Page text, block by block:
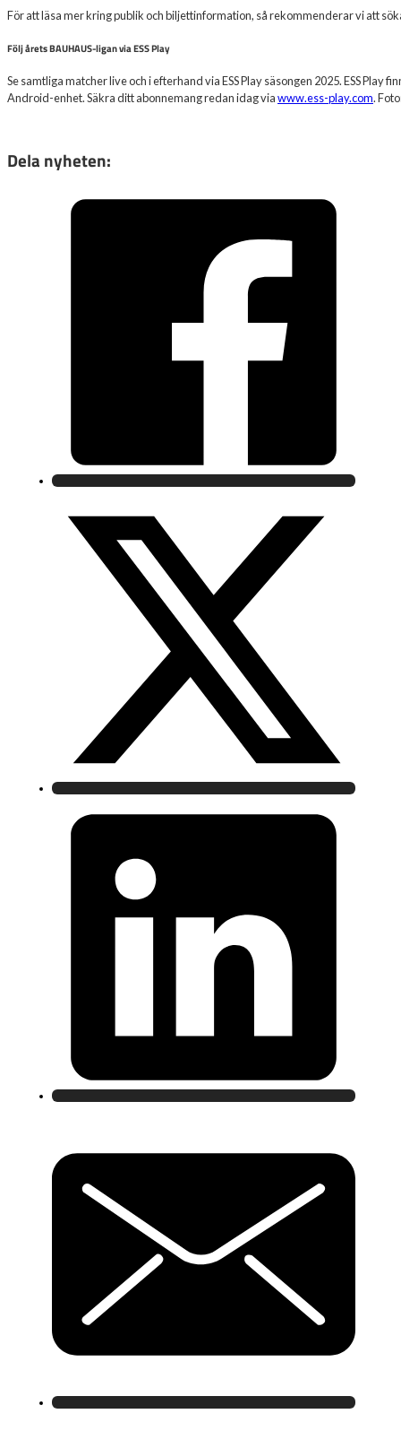
För att läsa mer kring publik och biljettinformation, så rekommenderar vi att
Följ årets BAUHAUS-ligan via ESS Play
Se samtliga matcher live och i efterhand via ESS Play säsongen 2025. ESS Play
Android-enhet. Säkra ditt abonnemang redan idag viawww.ess-play.com.
Dela nyheten: